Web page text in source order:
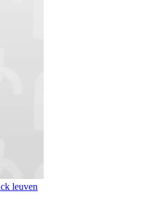
leuven